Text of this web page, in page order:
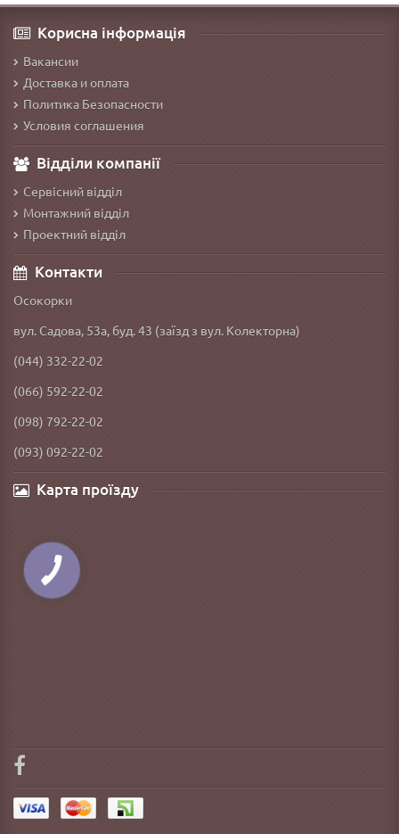
Корисна інформація
Вакансии
Доставка и оплата
Политика Безопасности
Условия соглашения
Відділи компанії
Сервісний відділ
Монтажний відділ
Проектний відділ
Контакти
Осокорки
вул. Садова, 53а, буд. 43 (заїзд з вул. Колекторна)
(044) 332-22-02
(066) 592-22-02
(098) 792-22-02
(093) 092-22-02
Карта проїзду